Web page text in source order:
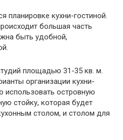
планировке кухни-гостиной.
большая часть
быть удобной,
площадью 31-35 кв. м.
организации кухни-
использовать островную
стойку, которая будет
столом, и столом для